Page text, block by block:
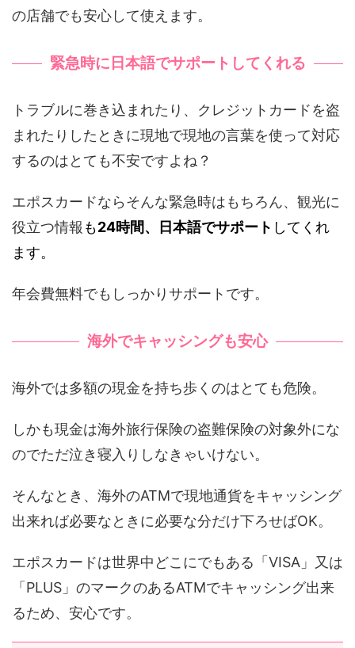
の店舗でも安心して使えます。
緊急時に日本語でサポートしてくれる
トラブルに巻き込まれたり、クレジットカードを盗
まれたりしたときに現地で現地の言葉を使って対応
するのはとても不安ですよね？
エポスカードならそんな緊急時はもちろん、観光に
役立つ情報 も24時間、日本語でサポート してくれ
ます。
年会費無料でもしっかりサポートです。
海外でキャッシングも安心
海外では多額の現金を持ち歩くのはとても危険。
しかも現金は海外旅行保険の盗難保険の対象外にな
のでただ泣き寝入りしなきゃいけない。
そんなとき、海外のATMで現地通貨をキャッシング
出来れば必要なときに必要な分だけ下ろせばOK。
エポスカードは世界中どこにでもある「VISA」又は
「PLUS」のマークのあるATMでキャッシング出来
るため、安心です。